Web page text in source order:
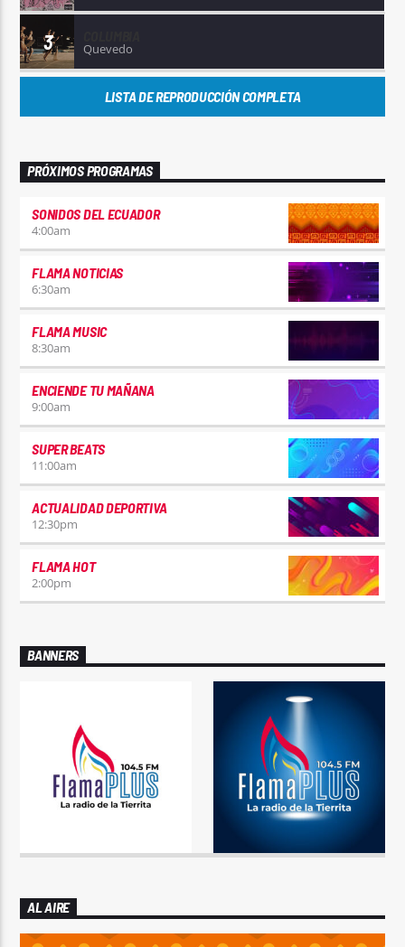
3 Quevedo
LISTA DE REPRODUCCIÓN COMPLETA
PRÓXIMOS PROGRAMAS
SONIDOS DEL ECUADOR
4:00am
FLAMA NOTICIAS
6:30am
FLAMA MUSIC
8:30am
ENCIENDE TU MAÑANA
9:00am
SUPER BEATS
11:00am
ACTUALIDAD DEPORTIVA
12:30pm
FLAMA HOT
2:00pm
BANNERS
AL AIRE